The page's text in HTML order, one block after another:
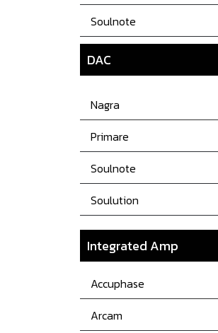
Soulnote
DAC
Nagra
Primare
Soulnote
Soulution
Integrated Amp
Accuphase
Arcam